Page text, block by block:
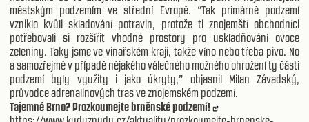
městským podzemím ve střední Evropě. “Tak primárně podzemí
vzniklo kvůli skladování potravin, protože ti znojemští obchodníci
potřebovali si rozšířit vhodné prostory pro uskladňování ovoce
zeleniny. Taky jsme ve vinařském kraji, takže víno nebo třeba pivo. No
a samozřejmě v případě nějakého válečného možného ohrožení ty části
podzemí byly využity i jako úkryty,” objasnil Milan Závadský,
průvodce adrenalinových tras ve znojemském podzemí.
Tajemné Brno? Prozkoumejte brněnské podzemí!